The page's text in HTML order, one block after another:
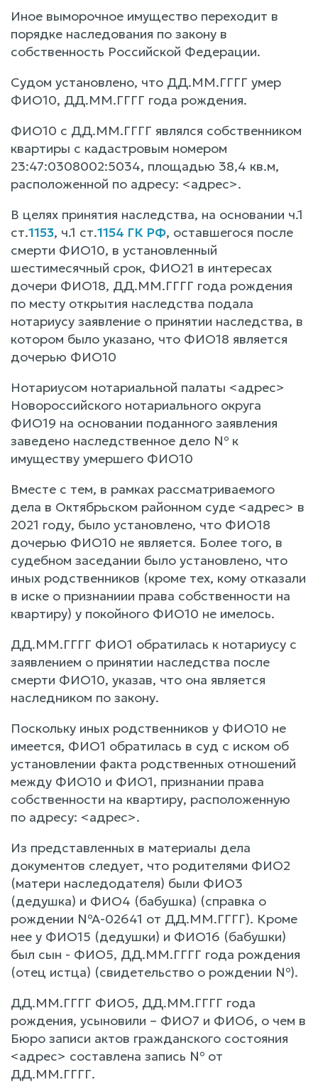
Иное выморочное имущество переходит в
порядке наследования по закону в
собственность Российской Федерации.
Судом установлено, что ДД.ММ.ГГГГ умер
ФИО10, ДД.ММ.ГГГГ года рождения.
ФИО10 с ДД.ММ.ГГГГ являлся собственником
квартиры с кадастровым номером
23:47:0308002:5034, площадью 38,4 кв.м,
расположенной по адресу: <адрес>.
В целях принятия наследства, на основании ч.1
ст.1153, ч.1 ст.1154 ГК РФ, оставшегося после
смерти ФИО10, в установленный
шестимесячный срок, ФИО21 в интересах
дочери ФИО18, ДД.ММ.ГГГГ года рождения
по месту открытия наследства подала
нотариусу заявление о принятии наследства, в
котором было указано, что ФИО18 является
дочерью ФИО10
Нотариусом нотариальной палаты <адрес>
Новороссийского нотариального округа
ФИО19 на основании поданного заявления
заведено наследственное дело № к
имуществу умершего ФИО10
Вместе с тем, в рамках рассматриваемого
дела в Октябрьском районном суде <адрес> в
2021 году, было установлено, что ФИО18
дочерью ФИО10 не является. Более того, в
судебном заседании было установлено, что
иных родственников (кроме тех, кому отказали
в иске о признаниии права собственности на
квартиру) у покойного ФИО10 не имелось.
ДД.ММ.ГГГГ ФИО1 обратилась к нотариусу с
заявлением о принятии наследства после
смерти ФИО10, указав, что она является
наследником по закону.
Поскольку иных родственников у ФИО10 не
имеется, ФИО1 обратилась в суд с иском об
установлении факта родственных отношений
между ФИО10 и ФИО1, признании права
собственности на квартиру, расположенную
по адресу: <адрес>.
Из представленных в материалы дела
документов следует, что родителями ФИО2
(матери наследодателя) были ФИО3
(дедушка) и ФИО4 (бабушка) (справка о
рождении №А-02641 от ДД.ММ.ГГГГ). Кроме
нее у ФИО15 (дедушки) и ФИО16 (бабушки)
был сын - ФИО5, ДД.ММ.ГГГГ года рождения
(отец истца) (свидетельство о рождении №).
ДД.ММ.ГГГГ ФИО5, ДД.ММ.ГГГГ года
рождения, усыновили – ФИО7 и ФИО6, о чем в
Бюро записи актов гражданского состояния
<адрес> составлена запись № от
ДД.ММ.ГГГГ.